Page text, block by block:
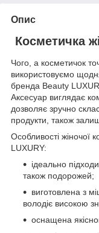
Опис
Косметичка
Чого, а косметичок
використовуємо
бренда Beauty
Аксесуар виглядає
дозволяє зручно
продукти, також
Особливості жіночої
LUXURY:
ідеально
також подорожей;
виготовлена з
володіє високою
оснащена